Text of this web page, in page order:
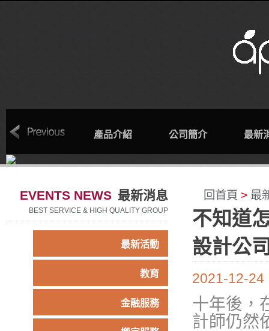
回首頁 產品介紹 公司簡介 最新
EVENTS NEWS 最新消息
BEST SERVICE & HIGH QUALITY GROUP
最新活動
教育
金融服務
回首頁 > 最
不知道
設計公
2021-12-24
十年後，
計師仍然